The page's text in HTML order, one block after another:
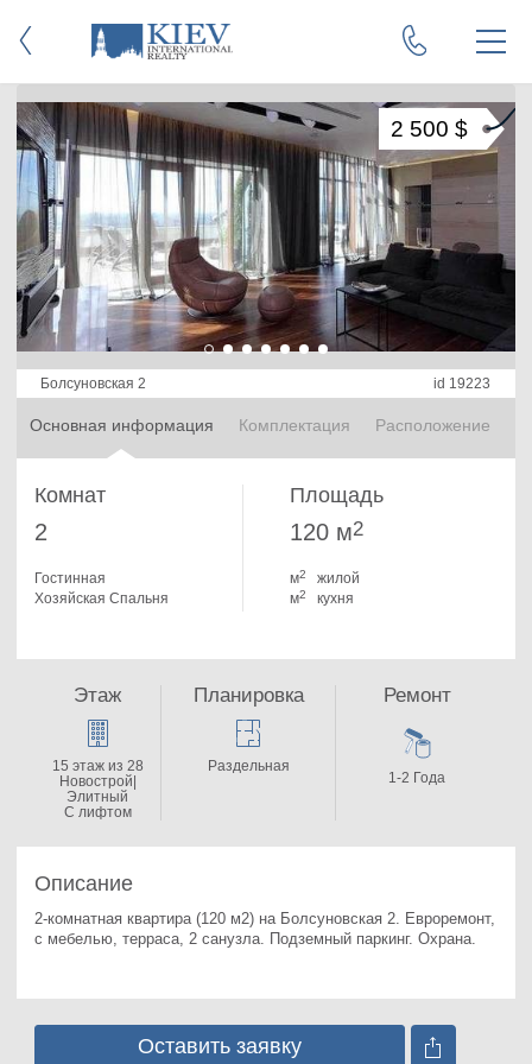
Болсуновская 2 id 19223
Основная информация Комплектация Расположение
2 500 $
Комнат
2
Гостинная
Хозяйская Спальня
Площадь
120 м2
м2
жилой
м2 кухня
Описание
2-комнатная квартира (120 м2) на Болсуновская 2. Евроремонт,
с мебелью, терраса, 2 санузла. Подземный паркинг. Охрана.
Этаж
15 этаж из 28
Новострой|
Элитный
С лифтом
Планировка
Раздельная
Ремонт
1-2 Года
Оставить заявку